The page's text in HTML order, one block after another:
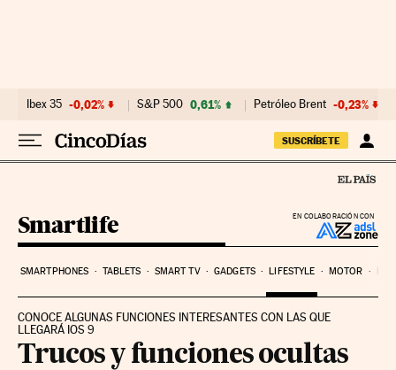
Ibex 35 -0,02% S&P 500 0,61% Petróleo Brent -0,23%
SUSCRÍBETE
EN COLABORACIÓN CON
Smartlife
SMARTPHONES TABLETS SMART TV GADGETS LIFESTYLE MOTOR
CONOCE ALGUNAS FUNCIONES INTERESANTES CON LAS QUE
LLEGARÁ IOS 9
Trucos y funciones ocultas